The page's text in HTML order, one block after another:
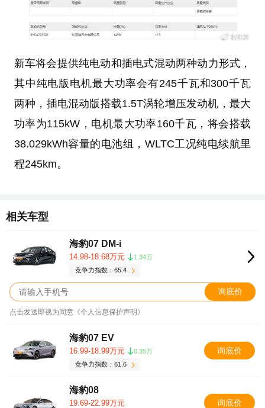
新车将会提供纯电动和插电式混动两种动力形式，
其中纯电版电机最大功率会有245千瓦和300千瓦
两种，插电混动版搭载1.5T涡轮增压发动机，最大
功率为115kW，电机最大功率160千瓦，将会搭载
38.029kWh容量的电池组，WLTC工况纯电续航里
程245km。
相关车型
海豹07 DM-i
14.98-18.68万元
1.34万
竞争力指数：65.4
询底价
点击发送即视为同意《个人信息保护声明》
海豹07 EV
16.99-18.99万元
0.35万
竞争力指数：61.6
询底价
海豹08
19.69-22.99万元 询底价